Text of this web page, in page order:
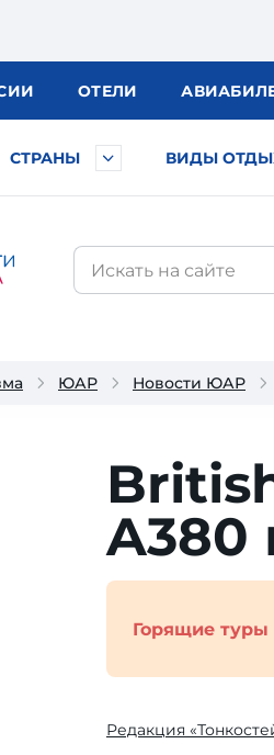
ОТЕЛИ АВИА
СТРАНЫ ВИДЫ
ЮАР Новости ЮАР
A380
Горящие туры
Редакция